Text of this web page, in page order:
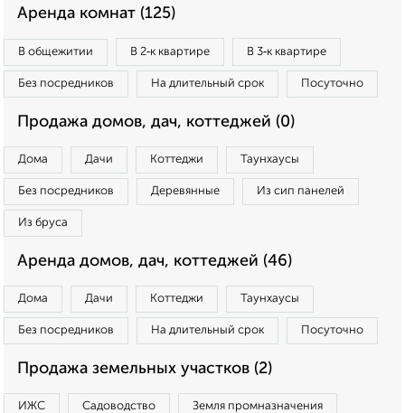
Аренда комнат (125)
В общежитии В 2‑к квартире В 3‑к квартире
Без посредников На длительный срок Посуточно
Продажа домов, дач, коттеджей (0)
Дома Дачи Коттеджи Таунхаусы
Без посредников Деревянные Из сип панелей
Из бруса
Аренда домов, дач, коттеджей (46)
Дома Дачи Коттеджи Таунхаусы
Без посредников На длительный срок Посуточно
Продажа земельных участков (2)
ИЖС Садоводство Земля промназначения